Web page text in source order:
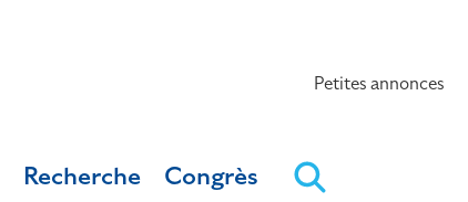
Petites annonces
Recherche Congrès